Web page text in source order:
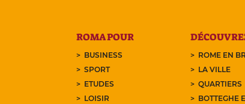
ROMA POUR
BUSINESS
SPORT
ETUDES
LOISIR
ROME EN
LA VILLE
QUARTIERS
BOTTEGHE